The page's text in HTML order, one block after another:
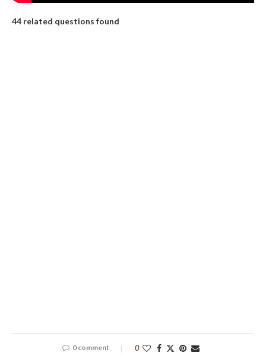
44 related questions found
0 comment 0